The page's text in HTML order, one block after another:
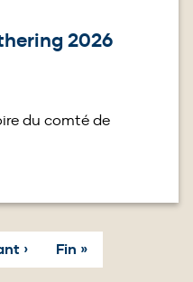
2026
du comté de
›
Dernière
page
Fin »